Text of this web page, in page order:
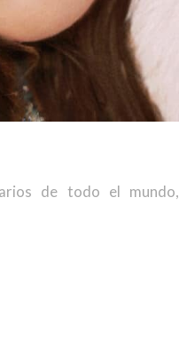
de todo el mundo,